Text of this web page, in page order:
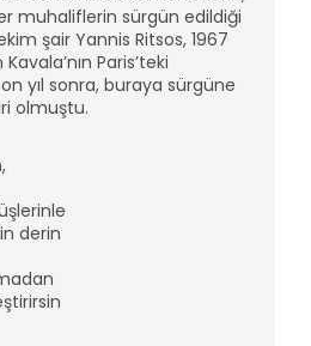
muhaliflerin sürgün edildiği
şair Yannis Ritsos, 1967
Paris’teki
yıl sonra, buraya sürgüne
olmuştu.
derin